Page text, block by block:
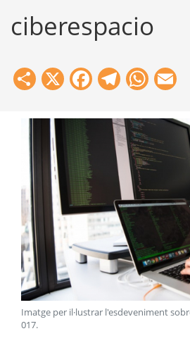
ciberespacio
Share
X Facebook
Imatge per il·lustrar l'esdeveniment
017.